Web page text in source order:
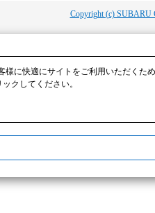
Copyright (c) SUBARU
様に快適にサイトをご利用いただく
クしてください。​